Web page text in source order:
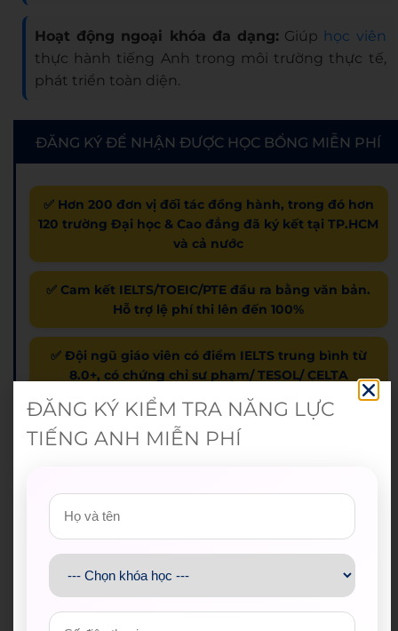
Hoạt động ngoại khóa đa dạng: Giúp học viên
thực hành tiếng Anh trong môi trường thực tế,
phát triển toàn diện.
ĐĂNG KÝ ĐỂ NHẬN ĐƯỢC HỌC BỔNG MIỄN PHÍ
✅ Hơn 200 đơn vị đối tác đồng hành, trong đó hơn
120 trường Đại học & Cao đẳng đã ký kết tại TP.HCM
và cả nước
✅ Cam kết IELTS/TOEIC/PTE đầu ra bằng văn bản.
Hỗ trợ lệ phí thi lên đến 100%
✅ Đội ngũ giáo viên có điểm IELTS trung bình từ
8.0+, có chứng chỉ sư phạm/ TESOL/ CELTA
Nhận combo quà và ưu đãi lên đến 10.000.000đ khi
ĐĂNG KÝ KIỂM TRA NĂNG LỰC
TIẾNG ANH MIỄN PHÍ